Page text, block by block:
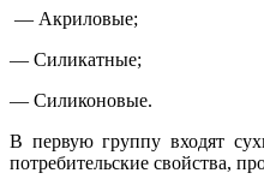
— Акриловые;
— Силикатные;
— Силиконовые.
В первую группу входят
потребительские свойства,